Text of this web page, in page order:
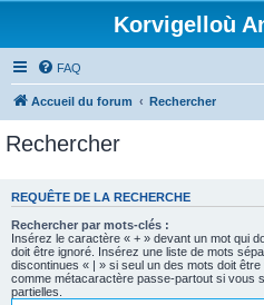
Korvigelloù
FAQ
Accueil du forum Rechercher
Rechercher
REQUÊTE DE LA RECHERCHE
Rechercher par mots-clés :
Insérez le caractère « + » devant un mot qui
doit être ignoré. Insérez une liste de mots
discontinues « | » si seul un des mots doit
comme métacaractère passe-partout si vous
partielles.